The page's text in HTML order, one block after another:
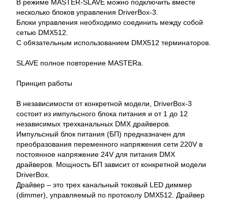
В режиме MASTER-SLAVE можно подключить вместе
несколько блоков управления DriverBox-3.
Блоки управления необходимо соединить между собой
сетью DMX512.
С обязательным использованием DMX512 терминаторов.
SLAVE полное повторение MASTERа.
Принцип работы
В независимости от конкретной модели, DriverBox-3
состоит из импульсного блока питания и от 1 до 12
независимых трехканальных DMX драйверов.
Импульсный блок питания (БП) предназначен для
преобразования переменного напряжения сети 220V в
постоянное напряжение 24V для питания DMX
драйверов. Мощность БП зависит от конкретной модели
DriverBox.
Драйвер – это трех канальный токовый LED диммер
(dimmer), управляемый по протоколу DMX512. Драйвер